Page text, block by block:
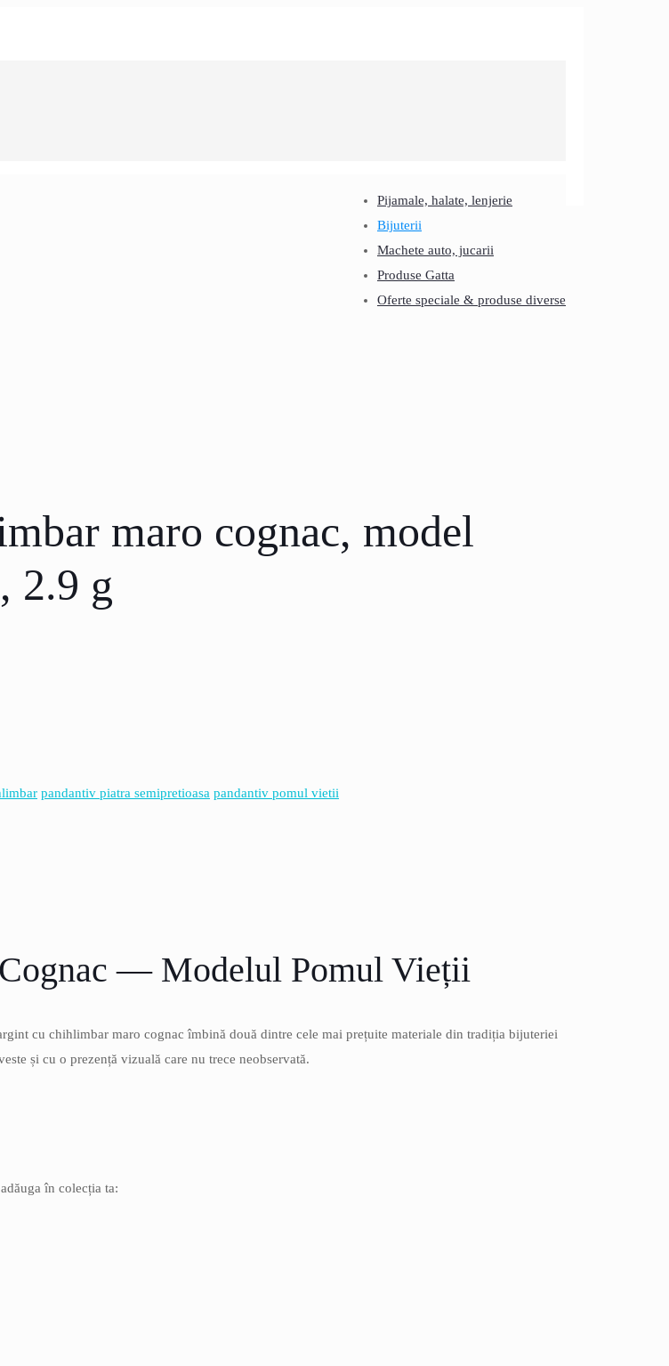
Pijamale, halate, lenjerie
Bijuterii
Machete auto, jucarii
Produse Gatta
Oferte speciale & produse diverse
maro cognac, model
2.9 g
pandantiv piatra semipretioasa pandantiv pomul vietii
— Modelul Pomul Vieții
cu chihlimbar maro cognac îmbină două dintre cele mai prețuite materiale din tradiția bijuteriei
și cu o prezență vizuală care nu trece neobservată.
în colecția ta: